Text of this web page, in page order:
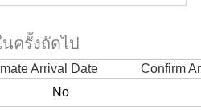
ครั้งถัดไป
Arrival Date
Confirm
No